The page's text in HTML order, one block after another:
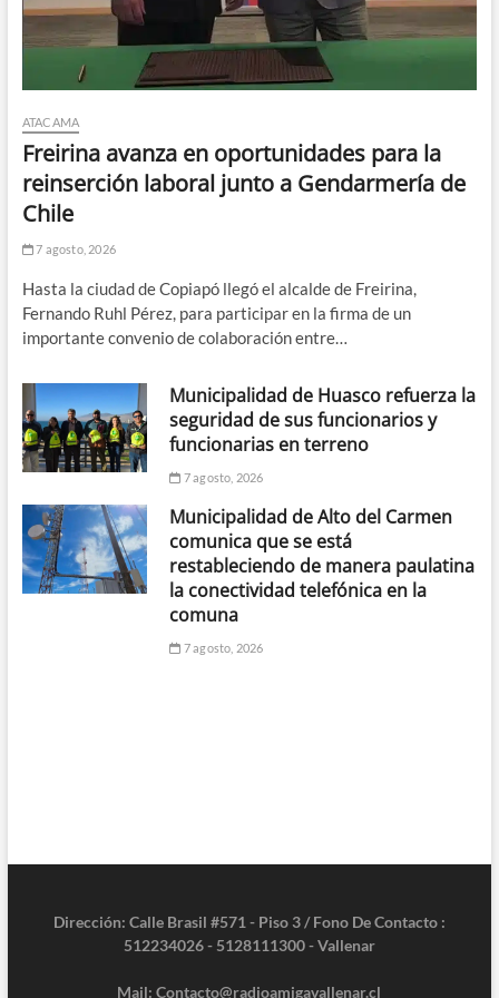
ATACAMA
Freirina avanza en oportunidades para la
reinserción laboral junto a Gendarmería de
Chile
7 agosto, 2026
Hasta la ciudad de Copiapó llegó el alcalde de Freirina,
Fernando Ruhl Pérez, para participar en la firma de un
importante convenio de colaboración entre…
Municipalidad de Huasco refuerza la
seguridad de sus funcionarios y
funcionarias en terreno
7 agosto, 2026
Municipalidad de Alto del Carmen
comunica que se está
restableciendo de manera paulatina
la conectividad telefónica en la
comuna
7 agosto, 2026
Dirección: Calle Brasil #571 - Piso 3 / Fono De Contacto :
512234026 - 5128111300 - Vallenar
Mail: Contacto@radioamigavallenar.cl